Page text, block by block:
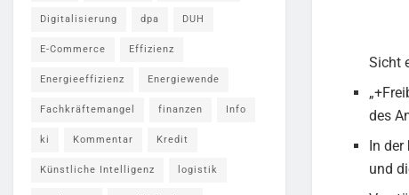
Sicht
des
In der
und
Digitalisierung dpa DUH
E-Commerce Effizienz
Energieeffizienz Energiewende
Fachkräftemangel finanzen Info
ki Kommentar Kredit
Künstliche Intelligenz logistik